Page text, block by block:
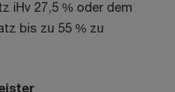
iHv 27,5 % oder dem
bis zu 55 % zu